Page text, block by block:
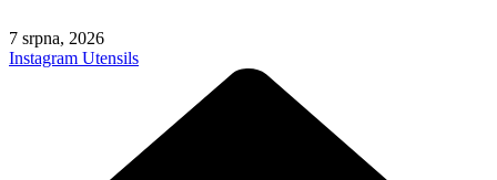
to
content
7 srpna, 2026
Instagram Utensils